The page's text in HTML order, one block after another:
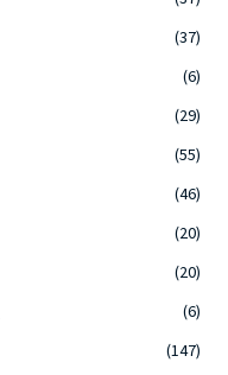
(37)
(6)
(29)
(55)
(46)
(20)
(20)
(6)
(147)